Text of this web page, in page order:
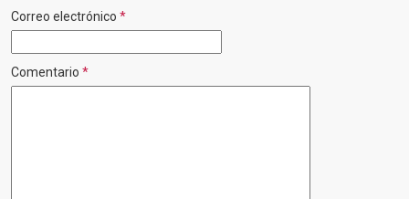
Correo electrónico *
Comentario *